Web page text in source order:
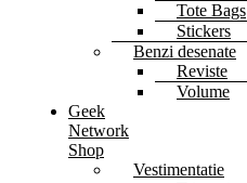
Tote Bags
Stickers
Benzi desenate
Reviste
Volume
Geek
Network
Shop
Vestimentatie